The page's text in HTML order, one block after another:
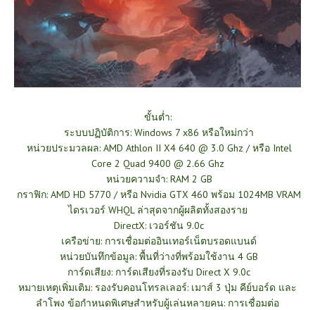
ขั้นต่ำ:
ระบบปฏิบัติการ: Windows 7 x86 หรือใหม่กว่า
หน่วยประมวลผล: AMD Athlon II X4 640 @ 3.0 Ghz / หรือ Intel
Core 2 Quad 9400 @ 2.66 Ghz
หน่วยความจำ: RAM 2 GB
กราฟิก: AMD HD 5770 / หรือ Nvidia GTX 460 พร้อม 1024MB VRAM
ไดรเวอร์ WHQL ล่าสุดจากผู้ผลิตทั้งสองราย
DirectX: เวอร์ชัน 9.0c
เครือข่าย: การเชื่อมต่ออินเทอร์เน็ตบรอดแบนด์
หน่วยบันทึกข้อมูล: พื้นที่ว่างที่พร้อมใช้งาน 4 GB
การ์ดเสียง: การ์ดเสียงที่รองรับ Direct X 9.0c
หมายเหตุเพิ่มเติม: รองรับคอนโทรลเลอร์: เมาส์ 3 ปุ่ม คีย์บอร์ด และ
ลำโพง ข้อกำหนดพิเศษสำหรับผู้เล่นหลายคน: การเชื่อมต่อ